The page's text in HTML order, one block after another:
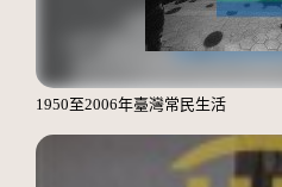
1950至2006年臺灣常民生活